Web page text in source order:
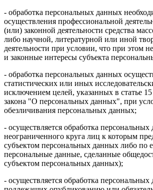
- обработка персональных данных
осуществления профессиональной
(или) законной деятельности средства
либо научной, литературной или иной
деятельности при условии, что при этом
и законные интересы субъекта
- обработка персональных данных
статистических или иных
исключением целей, указанных в статье
закона "О персональных данных", при
обезличивания персональных данных;
- осуществляется обработка
неограниченного круга лиц к которым
субъектом персональных данных либо по
персональные данные, сделанные
субъектом персональных данных);
- осуществляется обработка